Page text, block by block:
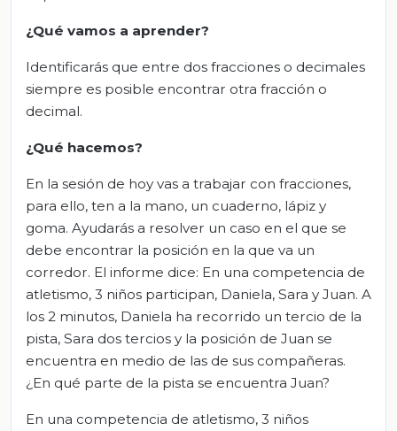
¿Qué vamos a aprender?
Identificarás que entre dos fracciones o decimales
siempre es posible encontrar otra fracción o
decimal.
¿Qué hacemos?
En la sesión de hoy vas a trabajar con fracciones,
para ello, ten a la mano, un cuaderno, lápiz y
goma. Ayudarás a resolver un caso en el que se
debe encontrar la posición en la que va un
corredor. El informe dice: En una competencia de
atletismo, 3 niños participan, Daniela, Sara y Juan. A
los 2 minutos, Daniela ha recorrido un tercio de la
pista, Sara dos tercios y la posición de Juan se
encuentra en medio de las de sus compañeras.
¿En qué parte de la pista se encuentra Juan?
En una competencia de atletismo, 3 niños